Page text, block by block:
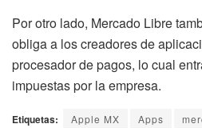
Por otro lado, Mercado Libre
obliga a los creadores de
procesador de pagos, lo cual
impuestas por la empresa.
Etiquetas: Apple MX Apps